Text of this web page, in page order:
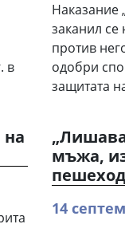
в
Наказание
заканил се
против
одобри
защитата
мъжа,
14